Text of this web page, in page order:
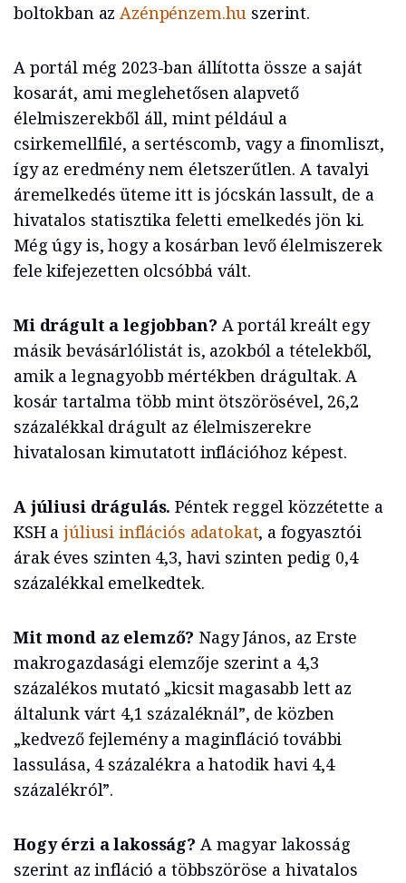
boltokban azAzénpénzem.hu szerint.
A portál még 2023-ban állította össze a saját
kosarát, ami meglehetősen alapvető
élelmiszerekből áll, mint például a
csirkemellfilé, a sertéscomb, vagy a finomliszt,
így az eredmény nem életszerűtlen. A tavalyi
áremelkedés üteme itt is jócskán lassult, de a
hivatalos statisztika feletti emelkedés jön ki.
Még úgy is, hogy a kosárban levő élelmiszerek
fele kifejezetten olcsóbbá vált.
Mi drágult a legjobban? A portál kreált egy
másik bevásárlólistát is, azokból a tételekből,
amik a legnagyobb mértékben drágultak. A
kosár tartalma több mint ötszörösével, 26,2
százalékkal drágult az élelmiszerekre
hivatalosan kimutatott inflációhoz képest.
A júliusi drágulás.Péntek reggel közzétette a
KSH ajúliusi inflációs adatokat, a fogyasztói
árak éves szinten 4,3, havi szinten pedig 0,4
százalékkal emelkedtek.
Mit mond az elemző? Nagy János, az Erste
makrogazdasági elemzője szerint a 4,3
százalékos mutató „kicsit magasabb lett az
általunk várt 4,1 százaléknál”, de közben
„kedvező fejlemény a maginfláció további
lassulása, 4 százalékra a hatodik havi 4,4
százalékról”.
Hogy érzi a lakosság? A magyar lakosság
szerint az infláció a többszöröse a hivatalos